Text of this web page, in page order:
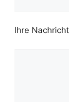
Ihre Nachricht